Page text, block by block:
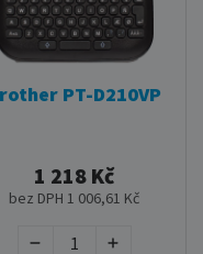
PT-D210VP
1 218 Kč
bez DPH 1 006,61 Kč